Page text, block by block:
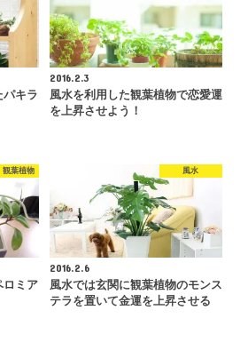
パキラ
2016.2.3
風水を利用した観葉植物で恋愛運
を上昇させよう！
葉植物
ロミア
風水
2016.2.6
風水では玄関に観葉植物のモンス
テラを置いて金運を上昇させる